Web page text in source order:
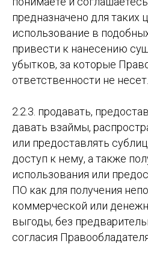
предназначено для таких
использование в
привести к нанесению
убытков, за которые
ответственности не несет.
2.2.3. продавать,
давать взаймы,
или предоставлять
доступ к нему, а также
использования или
ПО как для получения
коммерческой или
выгоды, без
согласия